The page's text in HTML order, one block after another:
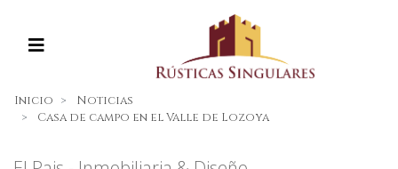
Inicio
Noticias
Casa de campo en el Valle de Lozoya